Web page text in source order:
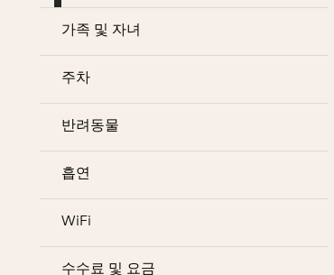
가족 및 자녀
주차
반려동물
흡연
WiFi
수수료 및 요금